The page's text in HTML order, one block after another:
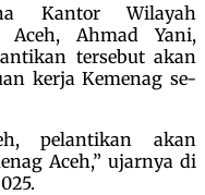
Kantor Wilayah
Aceh, Ahmad Yani,
tersebut akan
kerja Kemenag se-
pelantikan akan
Aceh,” ujarnya di